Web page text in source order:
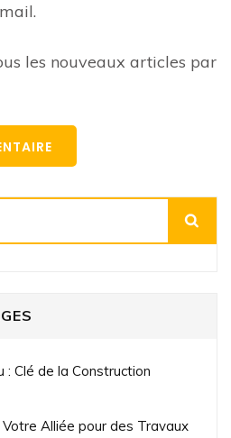
les nouveaux articles par
: Clé de la Construction
Alliée pour des Travaux